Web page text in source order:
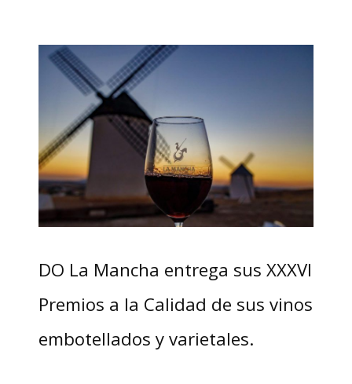
DO La Mancha entrega sus XXXVI
Premios a la Calidad de sus vinos
embotellados y varietales.